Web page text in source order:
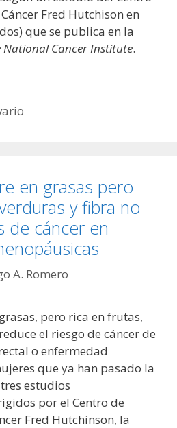
Fred Hutchison en
que se publica en la
National Cancer Institute.
en grasas pero
y fibra no
de cáncer en
A. Romero
pero rica en frutas,
el riesgo de cáncer de
o enfermedad
que ya han pasado la
estudios
por el Centro de
Fred Hutchinson, la